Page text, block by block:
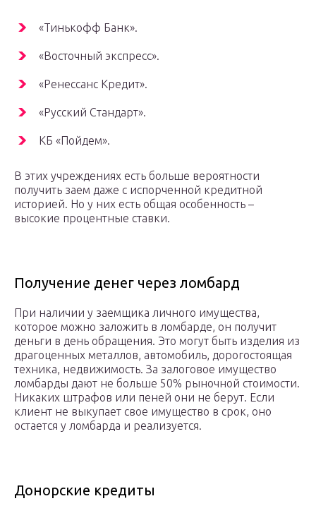
«Тинькофф Банк».
«Восточный экспресс».
«Ренессанс Кредит».
«Русский Стандарт».
КБ «Пойдем».
В этих учреждениях есть больше вероятности
получить заем даже с испорченной кредитной
историей. Но у них есть общая особенность –
высокие процентные ставки.
Получение денег через ломбард
При наличии у заемщика личного имущества,
которое можно заложить в ломбарде, он получит
деньги в день обращения. Это могут быть изделия из
драгоценных металлов, автомобиль, дорогостоящая
техника, недвижимость. За залоговое имущество
ломбарды дают не больше 50% рыночной стоимости.
Никаких штрафов или пеней они не берут. Если
клиент не выкупает свое имущество в срок, оно
остается у ломбарда и реализуется.
Донорские кредиты